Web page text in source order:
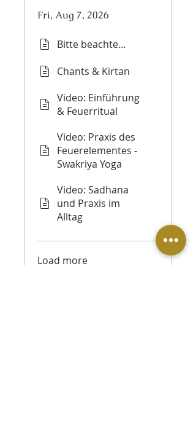
Fri, Aug 7, 2026
Bitte beachte...
Chants & Kirtan
Video: Einführung
& Feuerritual
Video: Praxis des
Feuerelementes -
Swakriya Yoga
Video: Sadhana
und Praxis im
Alltag
Load more